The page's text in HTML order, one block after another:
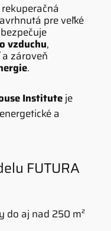
pre veľké
vzduchu,
a zároveň
.
Instituteje
a
FUTURA
do aj nad 250 m²